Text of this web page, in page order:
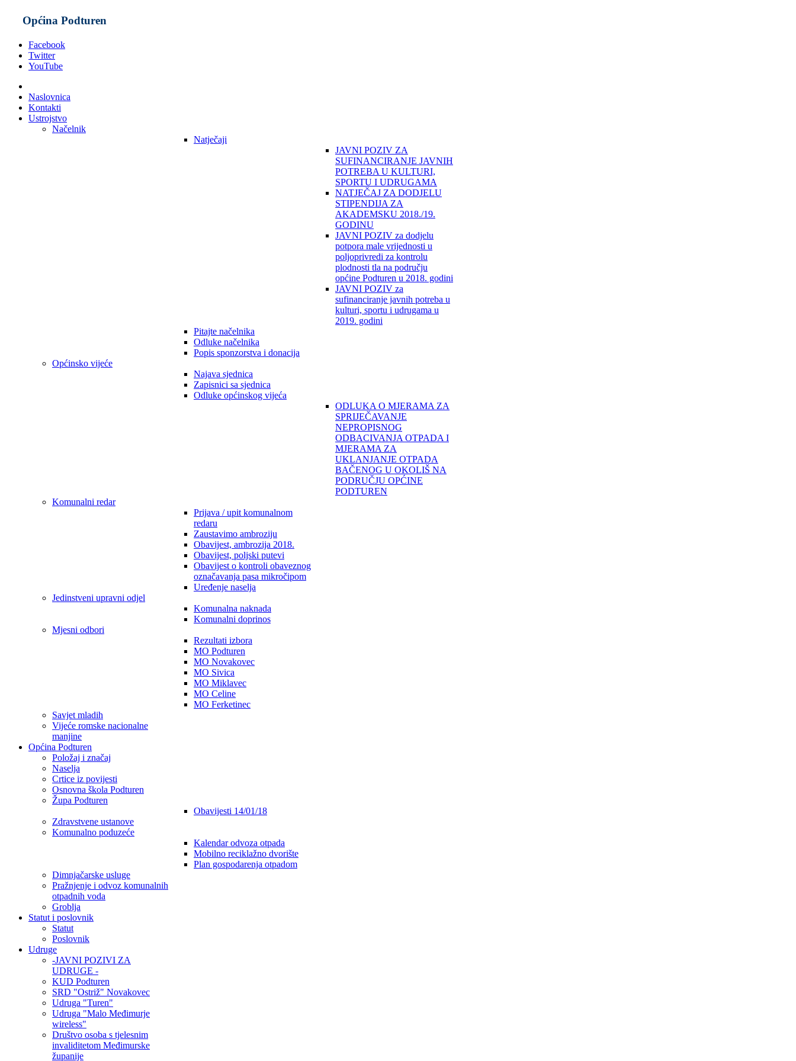
Općina Podturen
Facebook
Twitter
YouTube
Naslovnica
Kontakti
Ustrojstvo
Načelnik
Natječaji
JAVNI POZIV ZA
SUFINANCIRANJE JAVNIH
POTREBA U KULTURI,
SPORTU I UDRUGAMA
NATJEČAJ ZA DODJELU
STIPENDIJA ZA
AKADEMSKU 2018./19.
GODINU
JAVNI POZIV za dodjelu
potpora male vrijednosti u
poljoprivredi za kontrolu
plodnosti tla na području
općine Podturen u 2018. godini
JAVNI POZIV za
sufinanciranje javnih potreba u
kulturi, sportu i udrugama u
2019. godini
Pitajte načelnika
Odluke načelnika
Popis sponzorstva i donacija
Općinsko vijeće
Najava sjednica
Zapisnici sa sjednica
Odluke općinskog vijeća
ODLUKA O MJERAMA ZA
SPRIJEČAVANJE
NEPROPISNOG
ODBACIVANJA OTPADA I
MJERAMA ZA
UKLANJANJE OTPADA
BAČENOG U OKOLIŠ NA
PODRUČJU OPĆINE
PODTUREN
Komunalni redar
Prijava / upit komunalnom
redaru
Zaustavimo ambroziju
Obavijest, ambrozija 2018.
Obavijest, poljski putevi
Obavijest o kontroli obaveznog
označavanja pasa mikročipom
Uređenje naselja
Jedinstveni upravni odjel
Komunalna naknada
Komunalni doprinos
Mjesni odbori
Rezultati izbora
MO Podturen
MO Novakovec
MO Sivica
MO Miklavec
MO Celine
MO Ferketinec
Savjet mladih
Vijeće romske nacionalne
manjine
Općina Podturen
Položaj i značaj
Naselja
Crtice iz povijesti
Osnovna škola Podturen
Župa Podturen
Obavijesti 14/01/18
Zdravstvene ustanove
Komunalno poduzeće
Kalendar odvoza otpada
Mobilno reciklažno dvorište
Plan gospodarenja otpadom
Dimnjačarske usluge
Pražnjenje i odvoz komunalnih
otpadnih voda
Groblja
Statut i poslovnik
Statut
Poslovnik
Udruge
-JAVNI POZIVI ZA
UDRUGE -
KUD Podturen
SRD "Ostriž" Novakovec
Udruga "Turen"
Udruga "Malo Međimurje
wireless"
Društvo osoba s tjelesnim
invaliditetom Međimurske
županije